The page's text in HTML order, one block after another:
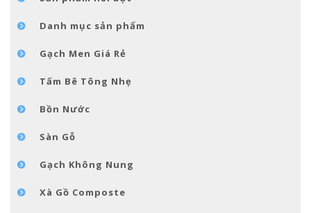
LIÊN HỆDanh mục sản phẩm
Gạch Men Giá Rẻ
Tấm Bê Tông Nhẹ
Bồn Nước
Sàn Gỗ
Gạch Không Nung
Xà Gồ Composte